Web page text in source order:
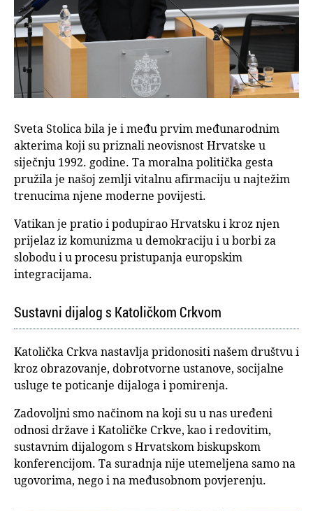
Sveta Stolica bila je i među prvim međunarodnim
akterima koji su priznali neovisnost Hrvatske u
siječnju 1992. godine. Ta moralna politička gesta
pružila je našoj zemlji vitalnu afirmaciju u najtežim
trenucima njene moderne povijesti.
Vatikan je pratio i podupirao Hrvatsku i kroz njen
prijelaz iz komunizma u demokraciju i u borbi za
slobodu i u procesu pristupanja europskim
integracijama.
Sustavni dijalog s Katoličkom Crkvom
Katolička Crkva nastavlja pridonositi našem društvu i
kroz obrazovanje, dobrotvorne ustanove, socijalne
usluge te poticanje dijaloga i pomirenja.
Zadovoljni smo načinom na koji su u nas uređeni
odnosi države i Katoličke Crkve, kao i redovitim,
sustavnim dijalogom s Hrvatskom biskupskom
konferencijom. Ta suradnja nije utemeljena samo na
ugovorima, nego i na međusobnom povjerenju.